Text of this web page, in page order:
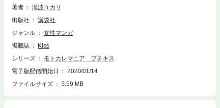
ブコメディ！
著者
瀧波ユカリ
出版社
講談社
ジャンル
女性マンガ
掲載誌
Kiss
シリーズ
モトカレマニア プチキス
電子版配信開始日
2020/01/14
ファイルサイズ
5.59 MB